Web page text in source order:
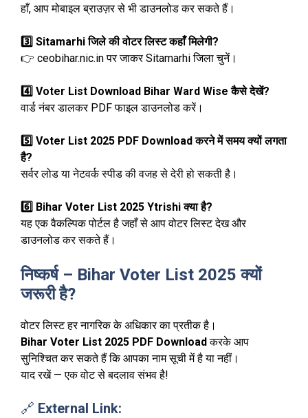
हाँ, आप मोबाइल ब्राउज़र से भी डाउनलोड कर सकते हैं।
3️⃣ Sitamarhi जिले की वोटर लिस्ट कहाँ मिलेगी?
👉 ceobihar.nic.in पर जाकर Sitamarhi जिला चुनें।
4️⃣ Voter List Download Bihar Ward Wise कैसे देखें?
वार्ड नंबर डालकर PDF फाइल डाउनलोड करें।
5️⃣ Voter List 2025 PDF Download करने में समय क्यों लगता
है?
सर्वर लोड या नेटवर्क स्पीड की वजह से देरी हो सकती है।
6️⃣ Bihar Voter List 2025 Ytrishi क्या है?
यह एक वैकल्पिक पोर्टल है जहाँ से आप वोटर लिस्ट देख और
डाउनलोड कर सकते हैं।
निष्कर्ष – Bihar Voter List 2025 क्यों
जरूरी है?
वोटर लिस्ट हर नागरिक के अधिकार का प्रतीक है।
Bihar Voter List 2025 PDF Download करके आप
सुनिश्चित कर सकते हैं कि आपका नाम सूची में है या नहीं।
याद रखें — एक वोट से बदलाव संभव है!
🔗 External Link: